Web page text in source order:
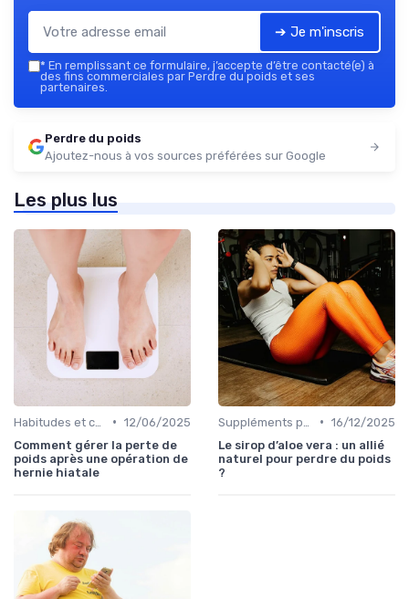
➔ Je m'inscris
* En remplissant ce formulaire, j’accepte d’être contacté(e) à
des fins commerciales par Perdre du poids et ses
partenaires.
Perdre du poids
Ajoutez-nous à vos sources préférées sur Google
Les plus lus
• 12/06/2025
Comment gérer la perte de
poids après une opération de
hernie hiatale
• 16/12/2025
Le sirop d’aloe vera : un allié
naturel pour perdre du poids
?